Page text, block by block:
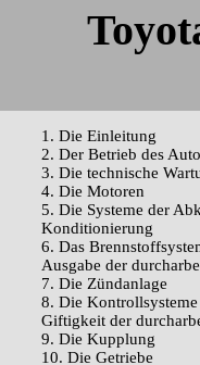
1. Die Einleitung
2. Der Betrieb des
3. Die technische
4. Die Motoren
5. Die Systeme der
Konditionierung
6. Das
Ausgabe der
7. Die Zündanlage
8. Die
Giftigkeit der
9. Die Kupplung
10. Die Getriebe